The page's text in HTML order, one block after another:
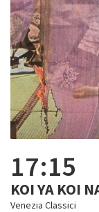
17:15
KOI YA KOI
Venezia Classici